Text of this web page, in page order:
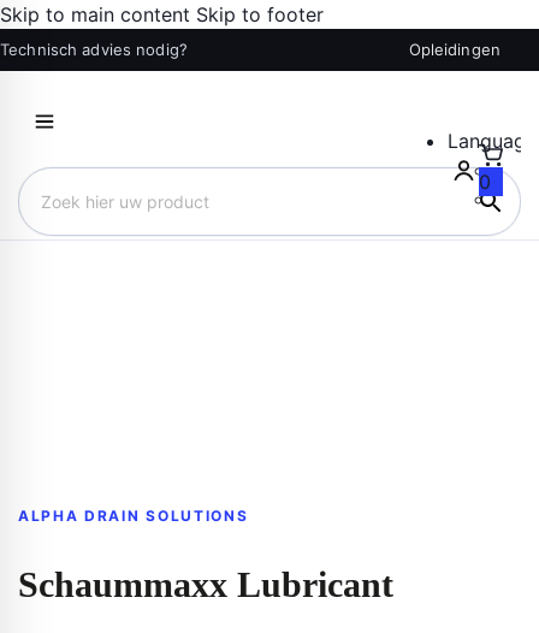
Skip to main content Skip to footer
Technisch advies nodig? Opleidingen
Zoek hier uw product
0
ALPHA DRAIN SOLUTIONS
Schaummaxx Lubricant